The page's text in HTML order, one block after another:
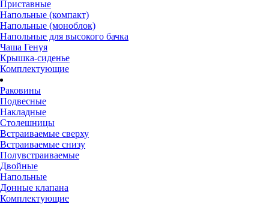
Приставные
Напольные (компакт)
Напольные (моноблок)
Напольные для высокого бачка
Чаша Генуя
Крышка-сиденье
Комплектующие
Раковины
Подвесные
Накладные
Столешницы
Встраиваемые сверху
Встраиваемые снизу
Полувстраиваемые
Двойные
Напольные
Донные клапана
Комплектующие